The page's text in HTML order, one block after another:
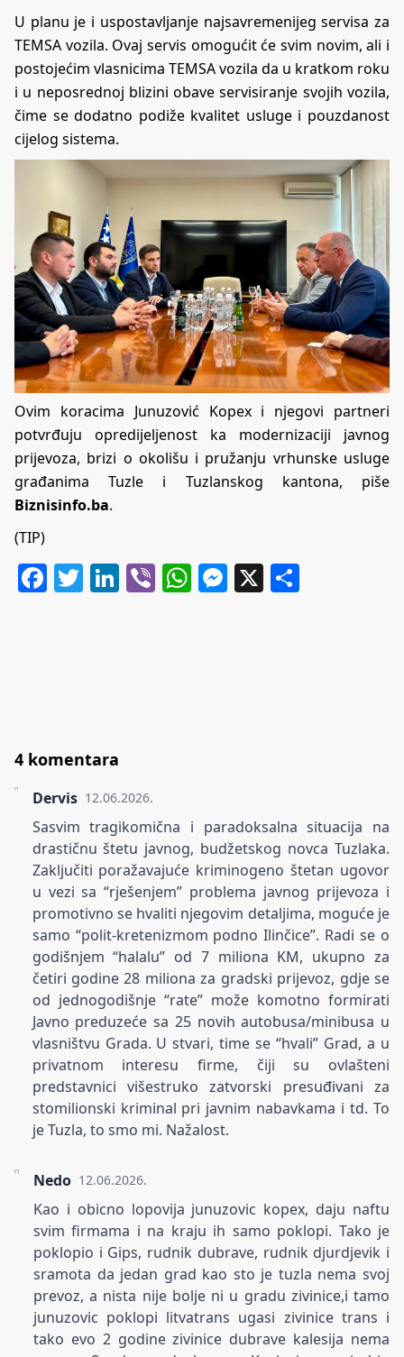
U planu je i uspostavljanje najsavremenijeg servisa za
TEMSA vozila. Ovaj servis omogućit će svim novim, ali i
postojećim vlasnicima TEMSA vozila da u kratkom roku
i u neposrednoj blizini obave servisiranje svojih vozila,
čime se dodatno podiže kvalitet usluge i pouzdanost
cijelog sistema.
Ovim koracima Junuzović Kopex i njegovi partneri
potvrđuju opredijeljenost ka modernizaciji javnog
prijevoza, brizi o okolišu i pružanju vrhunske usluge
građanima Tuzle i Tuzlanskog kantona, piše
Biznisinfo.ba.
(TIP)
Facebook
Twitter
LinkedIn
ViberWhatsApp
Messenger
X
4 komentara
Dervis 12.06.2026.
Sasvim tragikomična i paradoksalna situacija na
drastičnu štetu javnog, budžetskog novca Tuzlaka.
Zaključiti poražavajuće kriminogeno štetan ugovor
u vezi sa “rješenjem” problema javnog prijevoza i
promotivno se hvaliti njegovim detaljima, moguće je
samo “polit-kretenizmom podno Ilinčice”. Radi se o
godišnjem “halalu” od 7 miliona KM, ukupno za
četiri godine 28 miliona za gradski prijevoz, gdje se
od jednogodišnje “rate” može komotno formirati
Javno preduzeće sa 25 novih autobusa/minibusa u
vlasništvu Grada. U stvari, time se “hvali” Grad, a u
privatnom interesu firme, čiji su ovlašteni
predstavnici višestruko zatvorski presuđivani za
stomilionski kriminal pri javnim nabavkama i td. To
je Tuzla, to smo mi. Nažalost.
Nedo 12.06.2026.
Kao i obicno lopovija junuzovic kopex, daju naftu
svim firmama i na kraju ih samo poklopi. Tako je
poklopio i Gips, rudnik dubrave, rudnik djurdjevik i
sramota da jedan grad kao sto je tuzla nema svoj
prevoz, a nista nije bolje ni u gradu zivinice,i tamo
junuzovic poklopi litvatrans ugasi zivinice trans i
tako evo 2 godine zivinice dubrave kalesija nema